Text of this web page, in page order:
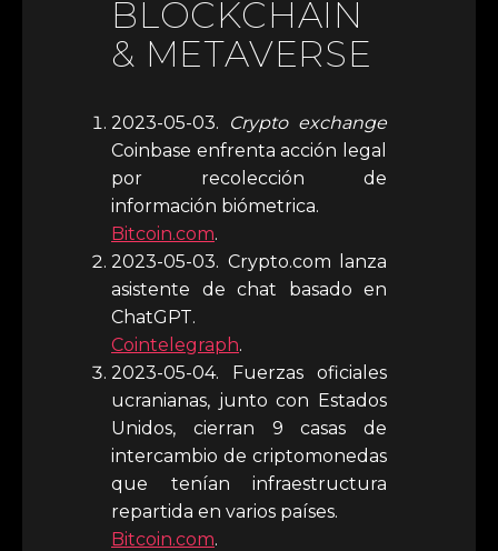
BLOCKCHAIN
& METAVERSE
2023-05-03.
Crypto exchange
Coinbase enfrenta acción legal
por recolección de
información biómetrica.
Bitcoin.com.
2023-05-03. Crypto.com lanza
asistente de chat basado en
ChatGPT.
Cointelegraph.
2023-05-04. Fuerzas oficiales
ucranianas, junto con Estados
Unidos, cierran 9 casas de
intercambio de criptomonedas
que tenían infraestructura
repartida en varios países.
Bitcoin.com.